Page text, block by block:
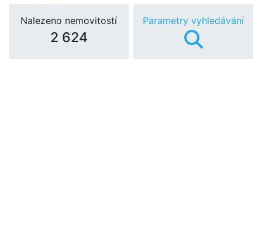
Nalezeno nemovitostí
2 624
Parametry vyhledávání